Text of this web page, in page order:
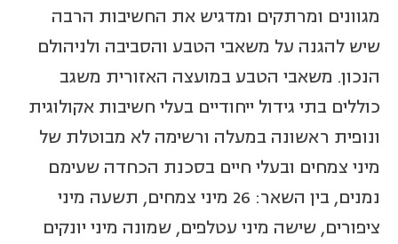
מגוונים ומרתקים ומדגיש את החשיבות הרבה
שיש להגנה על משאבי הטבע והסביבה ולניהולם
הנכון. משאבי הטבע במועצה האזורית משגב
כוללים בתי גידול ייחודיים בעלי חשיבות אקולוגית
ונופית ראשונה במעלה ורשימה לא מבוטלת של
מיני צמחים ובעלי חיים בסכנת הכחדה שעימם
נמנים, בין השאר: 26 מיני צמחים, תשעה מיני
ציפורים, שישה מיני עטלפים, שמונה מיני יונקים